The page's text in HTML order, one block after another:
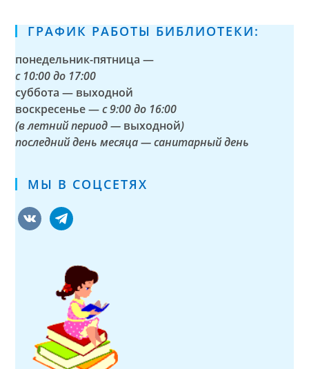
ЗАКУЛИСЬЕ
ГРАФИК РАБОТЫ БИБЛИОТЕКИ:
понедельник-пятница —
с 10:00 до 17:00
суббота — выходной
воскресенье —с 9:00 до 16:00
(в летний период — выходной)
последний день месяца — санитарный день
МЫ В СОЦСЕТЯХ
vkontaktetelegram